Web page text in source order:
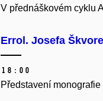
V přednáškovém cyklu
Errol. Josefa
18:00
Představení